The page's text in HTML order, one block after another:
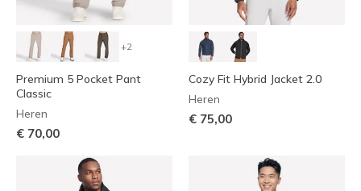
+2
Premium 5 Pocket Pant
Classic
Heren
€ 70,00
Cozy Fit Hybrid Jacket 2.0
Heren
€ 75,00